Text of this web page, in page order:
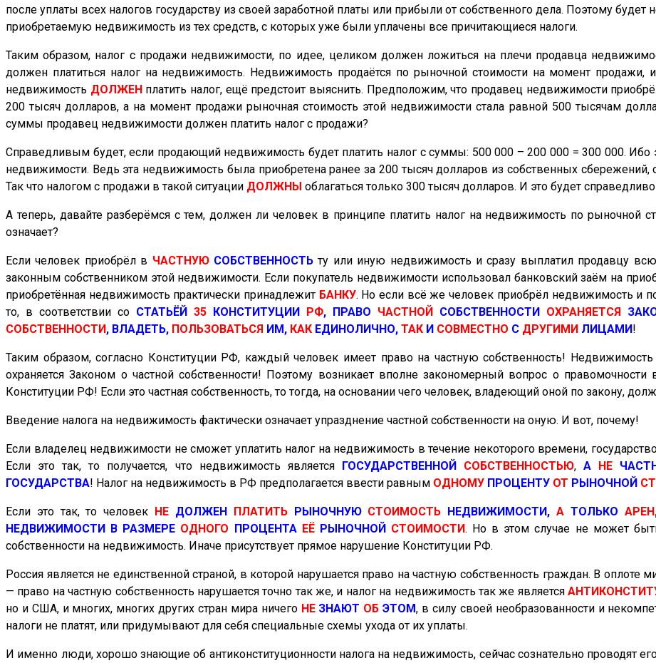
после уплаты всех налогов государству из своей заработной платы или прибыли от собственного дела. Поэтому будет
приобретаемую недвижимость из тех средств, с которых уже были уплачены все причитающиеся налоги.
Таким образом, налог с продажинедвижимости, по идее, целиком должен ложиться на плечи продавца
должен платиться налог на недвижимость. Недвижимость продаётся по рыночной стоимости на момент
недвижимость ДОЛЖЕНплатить налог, ещё предстоит выяснить. Предположим, что продавец недвижимости
200 тысяч долларов, а на момент продажи рыночная стоимость этой недвижимости стала равной 500 тысячам
суммы продавец недвижимости должен платить налог с продажи?
Справедливым будет, если продающий недвижимость будет платить налог с суммы: 500 000 – 200 000 = 300 000. Ибо
недвижимости. Ведь эта недвижимость была приобретена ранее за 200 тысяч долларов из собственных сбережений,
Так что налогом с продажи в такой ситуации ДОЛЖНЫ облагаться только 300 тысяч долларов. И это будет
А теперь, давайте разберёмся с тем, должен ли человек в принципеплатить налог на недвижимость по рыночной
означает?
Если человек приобрёл в ЧАСТНУЮСОБСТВЕННОСТЬ ту или иную недвижимость и сразу выплатил продавцу
законным собственником этой недвижимости. Если покупатель недвижимости использовал банковский заём на
приобретённая недвижимость практически принадлежит БАНКУ. Но если всё же человек приобрёл недвижимость и
то, в соответствии со СТАТЬЁЙ 35 КОНСТИТУЦИИ РФ, ПРАВО ЧАСТНОЙ СОБСТВЕННОСТИ ОХРАНЯЕТСЯ
СОБСТВЕННОСТИ, ВЛАДЕТЬ, ПОЛЬЗОВАТЬСЯ ИМ, КАК ЕДИНОЛИЧНО, ТАК И СОВМЕСТНО С ДРУГИМИ ЛИЦАМИ!
Таким образом, согласно Конституции РФ, каждый человек имеет право на частную собственность! Недвижимость
охраняется Законом о частной собственности! Поэтому возникает вполне закономерный вопрос о
Конституции РФ! Если это частная собственность, то тогда, на основании чего человек, владеющий оной по закону,
Введение налога на недвижимость фактически означает упразднение частной собственности на оную. И вот, почему!
Если владелец недвижимости не сможет уплатить налог на недвижимость в течение некоторого времени,
Если это так, то получается, что недвижимость является ГОСУДАРСТВЕННОЙ СОБСТВЕННОСТЬЮ,А НЕ
ГОСУДАРСТВА! Налог на недвижимость в РФ предполагается ввести равным ОДНОМУ ПРОЦЕНТУ ОТ РЫНОЧНОЙ
Если это так, то человек НЕ ДОЛЖЕН ПЛАТИТЬ РЫНОЧНУЮ СТОИМОСТЬ НЕДВИЖИМОСТИ,А ТОЛЬКО
НЕДВИЖИМОСТИ В РАЗМЕРЕ ОДНОГО ПРОЦЕНТА ЕЁ РЫНОЧНОЙ СТОИМОСТИ. Но в этом случае не может
собственности на недвижимость. Иначе присутствует прямое нарушение Конституции РФ.
Россия является не единственной страной, в которой нарушается право на частную собственность граждан. В
— право на частную собственность нарушается точно так же, и налог на недвижимость так же является
но и США, и многих, многих других стран мира ничего НЕЗНАЮТ ОБ ЭТОМ, в силу своей необразованности и
налоги не платят, или придумывают для себя специальные схемы ухода от их уплаты.
И именно люди, хорошознающие об антиконституционности налога на недвижимость, сейчас сознательно проводят